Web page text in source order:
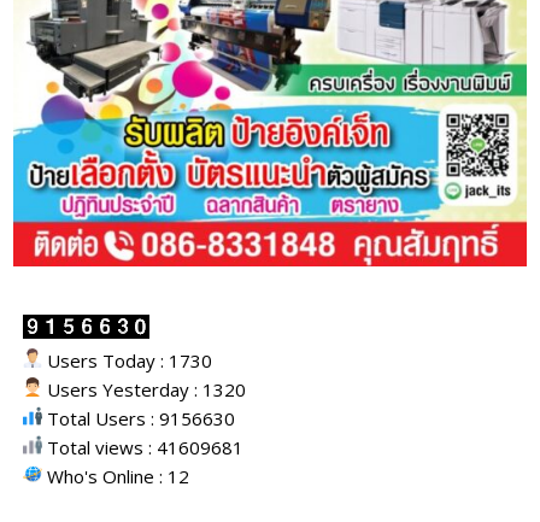
Users Today : 1730
Users Yesterday : 1320
Total Users : 9156630
Total views : 41609681
Who's Online : 12